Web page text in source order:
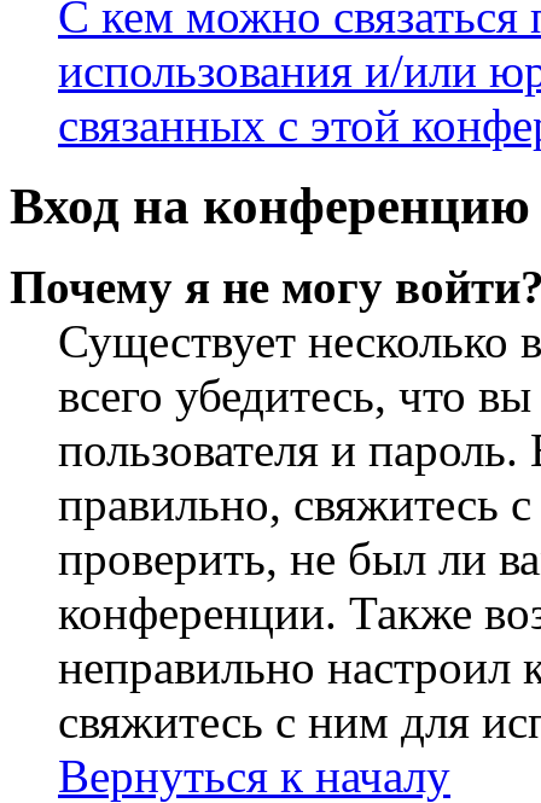
С кем можно связаться
использования и/или
связанных с этой
Вход на конференцию
Почему я не могу
Существует
всего убедитесь, что
пользователя и
правильно, свяжитесь
проверить, не был ли
конференции. Также
неправильно
свяжитесь с ним для
Вернуться к началу